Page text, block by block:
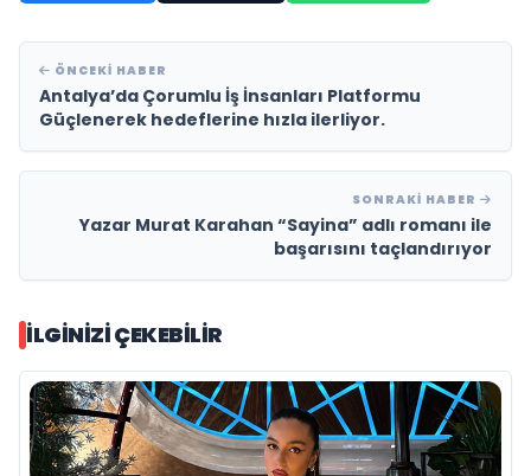
ÖNCEKI HABER
Antalya’da Çorumlu İş İnsanları Platformu
Güçlenerek hedeflerine hızla ilerliyor.
SONRAKI HABER
Yazar Murat Karahan “Sayina” adlı romanı ile
başarısını taçlandırıyor
İLGINIZI ÇEKEBILIR